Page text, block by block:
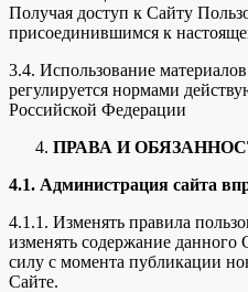
Получая доступ к Сайту
присоединившимся к
3.4. Использование
регулируется нормами
Российской Федерации
ПРАВА И
4.1. Администрация сайта
4.1.1. Изменять правила
изменять содержание
силу с момента публикации
Сайте.